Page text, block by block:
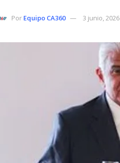
Por Equipo CA360 3 junio, 2026